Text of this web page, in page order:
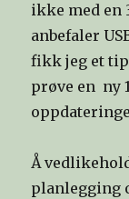
ikke med en
anbefaler
fikk jeg et
prøve en ny
Å
planlegging